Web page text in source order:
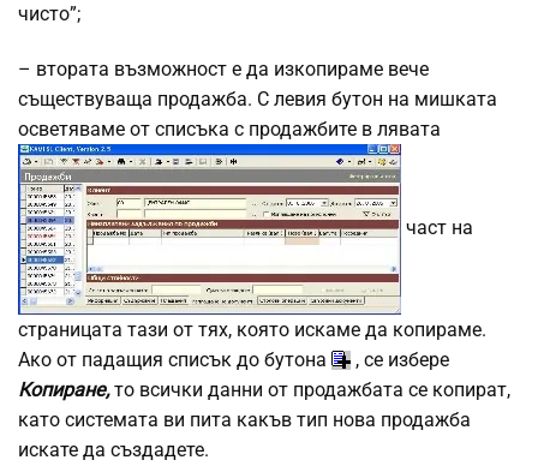
чисто”;
– втората възможност е да изкопираме вече
съществуваща продажба. С левия бутон на мишката
осветяваме от списъка с продажбите в лявата
част на
страницата тази от тях, която искаме да копираме.
Ако от падащия списък до бутона
, се избере
Копиране,то всички данни от продажбата се копират,
като системата ви пита какъв тип нова продажба
искате да създадете.